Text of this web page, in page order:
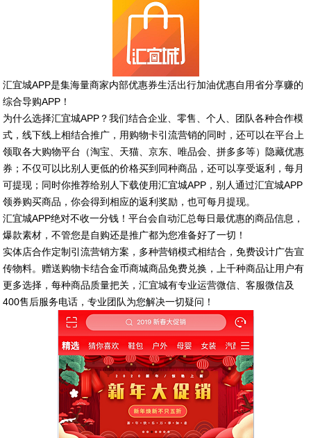
汇宜城APP是集海量商家内部优惠券生活出行加油优惠自用省分享赚的
综合导购APP！
为什么选择汇宜城APP？我们结合企业、零售、个人、团队各种合作模
式，线下线上相结合推广，用购物卡引流营销的同时，还可以在平台上
领取各大购物平台（淘宝、天猫、京东、唯品会、拼多多等）隐藏优惠
券；不仅可以比别人更低的价格买到同种商品，还可以享受返利，每月
可提现；同时你推荐给别人下载使用汇宜城APP，别人通过汇宜城APP
领券购买商品，你会得到相应的返利奖励，也可每月提现。
汇宜城APP绝对不收一分钱！平台会自动汇总每日最优惠的商品信息，
爆款素材，不管您是自购还是推广都为您准备好了一切！
实体店合作定制引流营销方案，多种营销模式相结合，免费设计广告宣
传物料。赠送购物卡结合金币商城商品免费兑换，上千种商品让用户有
更多选择，每种商品质量把关，汇宜城有专业运营微信、客服微信及
400售后服务电话，专业团队为您解决一切疑问！